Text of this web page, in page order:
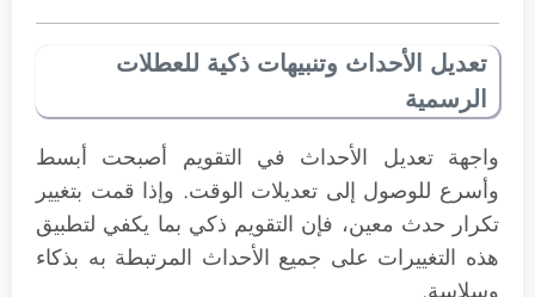
تعديل الأحداث وتنبيهات ذكية للعطلات
الرسمية
واجهة تعديل الأحداث في التقويم أصبحت أبسط
وأسرع للوصول إلى تعديلات الوقت. وإذا قمت بتغيير
تكرار حدث معين، فإن التقويم ذكي بما يكفي لتطبيق
هذه التغييرات على جميع الأحداث المرتبطة به بذكاء